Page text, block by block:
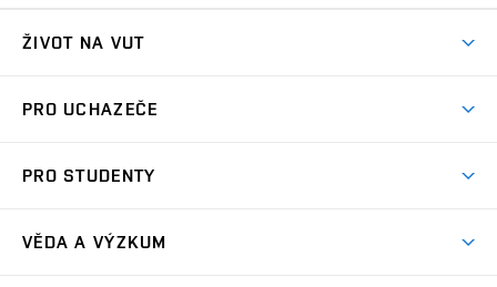
ŽIVOT NA VUT
Koleje
Sport na VUT
PRO UCHAZEČE
Dny otevřených dveří
PRO STUDENTY
VĚDA A VÝZKUM